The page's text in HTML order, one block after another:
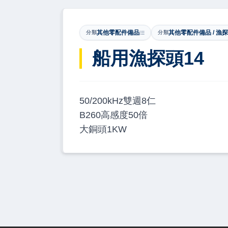
分類其他零配件備品 分類其他零配件備品 / 漁
船用漁探頭14
50/200kHz雙週8仁
B260高感度50倍
大銅頭1KW